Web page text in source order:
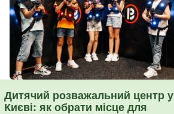
Дитячий розважальний центр у
Києві: як обрати місце для